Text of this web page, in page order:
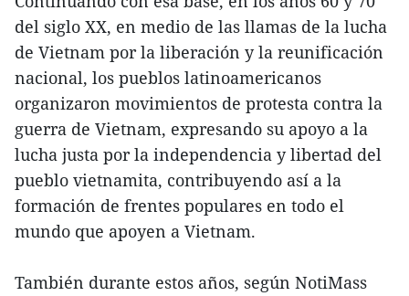
del siglo XX, en medio de las llamas de la lucha
de Vietnam por la liberación y la reunificación
nacional, los pueblos latinoamericanos
organizaron movimientos de protesta contra la
guerra de Vietnam, expresando su apoyo a la
lucha justa por la independencia y libertad del
pueblo vietnamita, contribuyendo así a la
formación de frentes populares en todo el
mundo que apoyen a Vietnam.
También durante estos años, según NotiMass